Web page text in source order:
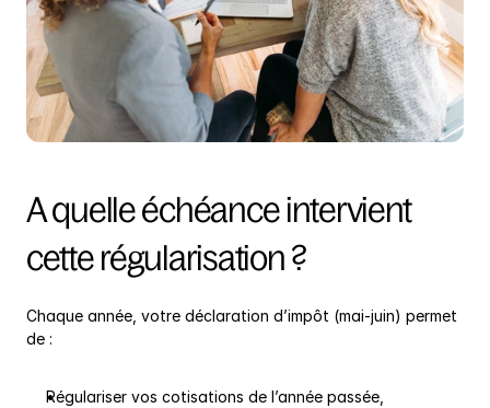
A quelle échéance intervient
cette régularisation ?
Chaque année, votre déclaration d’impôt (mai-juin) permet
de :
Régulariser vos cotisations de l’année passée,